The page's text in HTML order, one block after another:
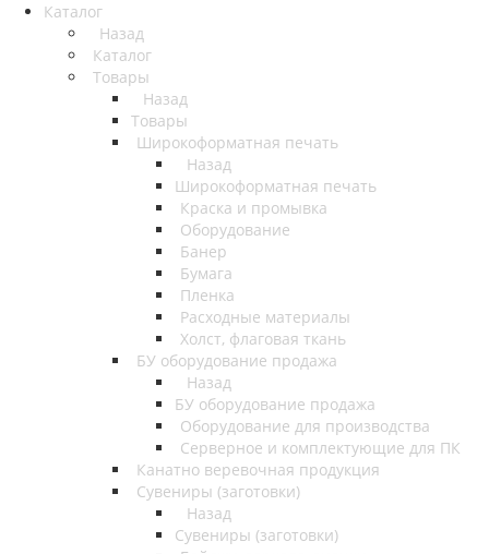
Каталог
Назад
Каталог
Товары
Назад
Товары
Широкоформатная печать
Назад
Широкоформатная печать
Краска и промывка
Оборудование
Банер
Бумага
Пленка
Расходные материалы
Холст, флаговая ткань
БУ оборудование продажа
Назад
БУ оборудование продажа
Оборудование для производства
Серверное и комплектующие для ПК
Канатно веревочная продукция
Сувениры (заготовки)
Назад
Сувениры (заготовки)